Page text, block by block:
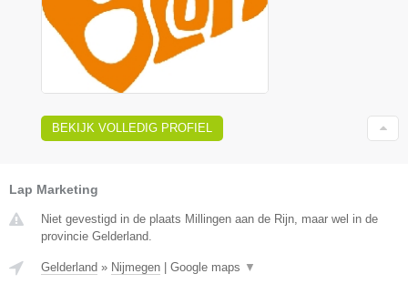
BEKIJK VOLLEDIG PROFIEL
Lap Marketing
Niet gevestigd in de plaats Millingen aan de Rijn, maar wel in de
provincie Gelderland.
Gelderland » Nijmegen Google maps ▼